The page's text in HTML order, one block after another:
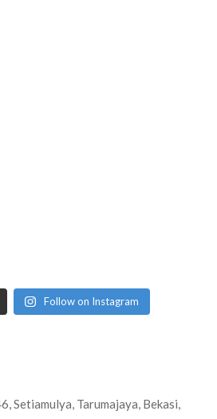
Follow on Instagram
Setiamulya, Tarumajaya, Bekasi,